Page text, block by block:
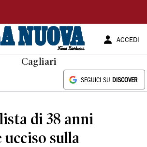
ACCEDI
Cagliari
SEGUICI SU DISCOVER
di 38 anni
sulla